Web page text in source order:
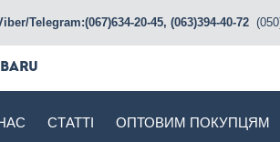
Telegram:(067)634-20-45, (063)394-40-72
СТАТТІ ОПТОВИМ ПОКУПЦЯМ